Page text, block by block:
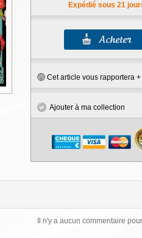
Expédié sous 21
Cet article vous rapportera +
Ajouter à ma collection
Il n'y a aucun commentaire